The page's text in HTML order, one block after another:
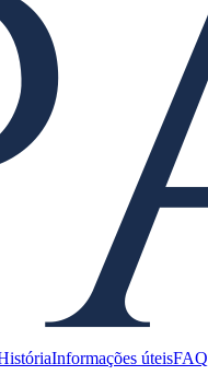
Informações úteisFAQ